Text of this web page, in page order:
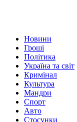
Новини
Гроші
Політика
Україна та світ
Кримінал
Культура
Мандри
Спорт
Авто
Стосунки